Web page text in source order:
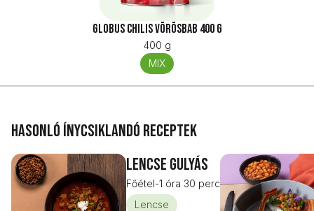
Globus Chilis vörösbab 400 g
400 g
MIX
Hasonló ínycsiklandó receptek
Lencse gulyás
Főétel-1 óra 30 perc
Lencse